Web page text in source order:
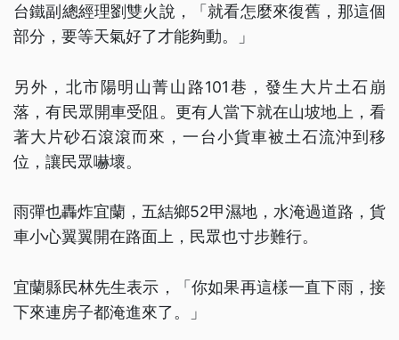
台鐵副總經理劉雙火說，「就看怎麼來復舊，那這個
部分，要等天氣好了才能夠動。」
另外，北市陽明山菁山路101巷，發生大片土石崩
落，有民眾開車受阻。更有人當下就在山坡地上，看
著大片砂石滾滾而來，一台小貨車被土石流沖到移
位，讓民眾嚇壞。
雨彈也轟炸宜蘭，五結鄉52甲濕地，水淹過道路，貨
車小心翼翼開在路面上，民眾也寸步難行。
宜蘭縣民林先生表示，「你如果再這樣一直下雨，接
下來連房子都淹進來了。」